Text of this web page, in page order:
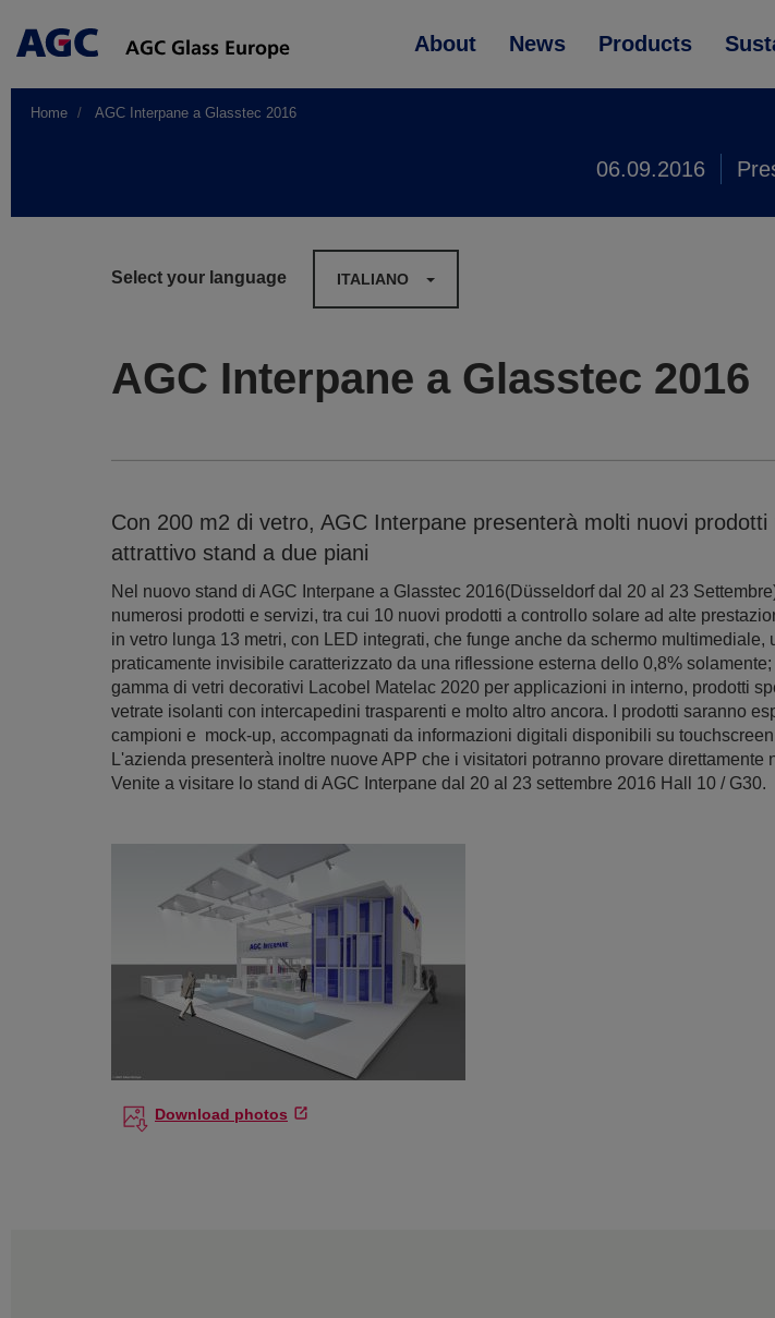
Main
About News Products
Home AGC Interpane a Glasstec 2016
06.09.2016
Select your language ITALIANO
AGC Interpane a Glasstec 2016
Con 200 m2 di vetro, AGC Interpane presenterà molti nuovi prodotti
attrattivo stand a due piani
Nel nuovo stand di AGC Interpane a Glasstec 2016(Düsseldorf dal 20 al 23
numerosi prodotti e servizi, tra cui 10 nuovi prodotti a controllo solare ad alte
in vetro lunga 13 metri, con LED integrati, che funge anche da schermo multimediale,
praticamente invisibile caratterizzato da una riflessione esterna dello 0,8%
gamma di vetri decorativi Lacobel Matelac 2020 per applicazioni in interno, prodotti
vetrate isolanti con intercapedini trasparenti e molto altro ancora. I prodotti saranno
campioni e mock-up, accompagnati da informazioni digitali disponibili su
L'azienda presenterà inoltre nuove APP che i visitatori potranno provare direttamente
Venite a visitare lo stand di AGC Interpane dal 20 al 23 settembre 2016 Hall 10 / G30.
Download photos